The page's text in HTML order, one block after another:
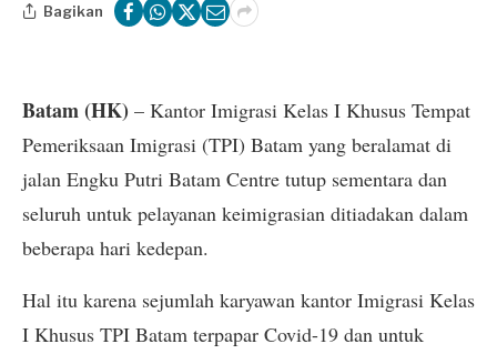
Bagikan
Batam (HK) – Kantor Imigrasi Kelas I Khusus Tempat
Pemeriksaan Imigrasi (TPI) Batam yang beralamat di
jalan Engku Putri Batam Centre tutup sementara dan
seluruh untuk pelayanan keimigrasian ditiadakan dalam
beberapa hari kedepan.
Hal itu karena sejumlah karyawan kantor Imigrasi Kelas
I Khusus TPI Batam terpapar Covid-19 dan untuk